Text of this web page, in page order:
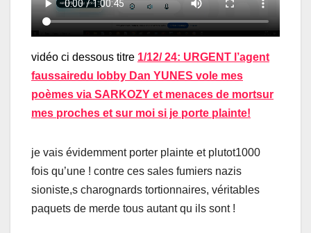
vidéo ci dessous titre 1/12/ 24: URGENT l’agent
faussairedu lobby Dan YUNES vole mes
poèmes via SARKOZY et menaces de mortsur
mes proches et sur moi si je porte plainte!
je vais évidemment porter plainte et plutot1000
fois qu’une ! contre ces sales fumiers nazis
sioniste,s charognards tortionnaires, véritables
paquets de merde tous autant qu ils sont !